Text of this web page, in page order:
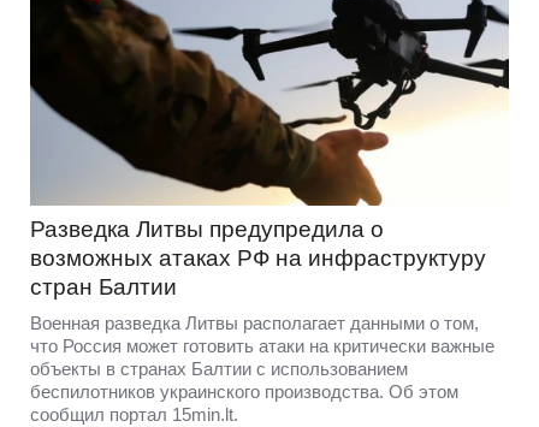
Разведка Литвы предупредила о
возможных атаках РФ на инфраструктуру
стран Балтии
Военная разведка Литвы располагает данными о том,
что Россия может готовить атаки на критически важные
объекты в странах Балтии с использованием
беспилотников украинского производства. Об этом
сообщил портал 15min.lt.